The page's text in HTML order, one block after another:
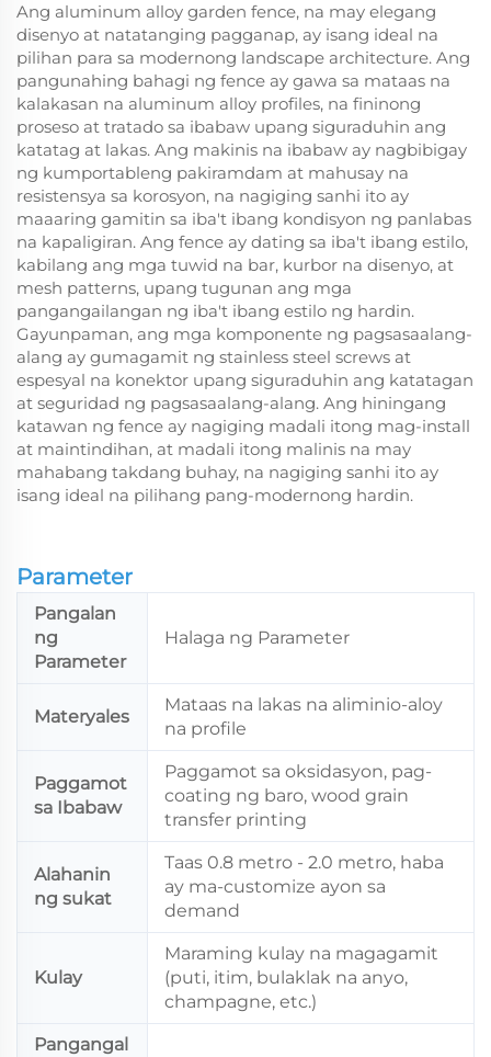
Ang aluminum alloy garden fence, na may elegang
disenyo at natatanging pagganap, ay isang ideal na
pilihan para sa modernong landscape architecture. Ang
pangunahing bahagi ng fence ay gawa sa mataas na
kalakasan na aluminum alloy profiles, na fininong
proseso at tratado sa ibabaw upang siguraduhin ang
katatag at lakas. Ang makinis na ibabaw ay nagbibigay
ng kumportableng pakiramdam at mahusay na
resistensya sa korosyon, na nagiging sanhi ito ay
maaaring gamitin sa iba't ibang kondisyon ng panlabas
na kapaligiran. Ang fence ay dating sa iba't ibang estilo,
kabilang ang mga tuwid na bar, kurbor na disenyo, at
mesh patterns, upang tugunan ang mga
pangangailangan ng iba't ibang estilo ng hardin.
Gayunpaman, ang mga komponente ng pagsasaalang-
alang ay gumagamit ng stainless steel screws at
espesyal na konektor upang siguraduhin ang katatagan
at seguridad ng pagsasaalang-alang. Ang hiningang
katawan ng fence ay nagiging madali itong mag-install
at maintindihan, at madali itong malinis na may
mahabang takdang buhay, na nagiging sanhi ito ay
isang ideal na pilihang pang-modernong hardin.
Parameter
Pangalan
ng
Parameter
Halaga ng Parameter
Materyales
Mataas na lakas na aliminio-aloy
na profile
Paggamot
sa Ibabaw
Paggamot sa oksidasyon, pag-
coating ng baro, wood grain
transfer printing
Alahanin
ng sukat
Taas 0.8 metro - 2.0 metro, haba
ay ma-customize ayon sa
demand
Kulay
Maraming kulay na magagamit
(puti, itim, bulaklak na anyo,
champagne, etc.)
Pangangal